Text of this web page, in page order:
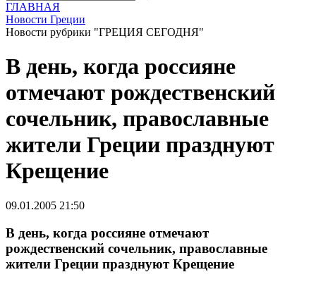
ГЛАВНАЯ
Новости Греции
Новости рубрики "ГРЕЦИЯ СЕГОДНЯ"
В день, когда россияне
отмечают рождественский
сочельник, православные
жители Греции празднуют
Крещение
09.01.2005 21:50
В день, когда россияне отмечают
рождественский сочельник, православные
жители Греции празднуют Крещение